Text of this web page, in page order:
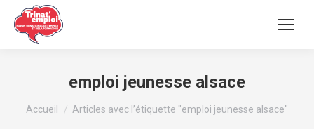
emploi jeunesse alsace
Vous êtes ici :
Accueil Articles avec l’étiquette "emploi jeunesse alsace"